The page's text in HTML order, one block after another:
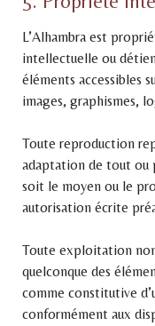
L’Alhambra est
intellectuelle ou
éléments accessibles
images, graphismes,
Toute reproduction
adaptation de tout ou
soit le moyen ou le
autorisation écrite
Toute exploitation
quelconque des
comme constitutive
conformément aux